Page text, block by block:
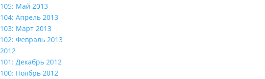
105: Май 2013
104: Апрель 2013
103: Март 2013
102: Февраль 2013
2012
101: Декабрь 2012
100: Ноябрь 2012